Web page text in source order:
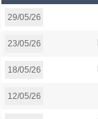
29/05/26
23/05/26
18/05/26
12/05/26